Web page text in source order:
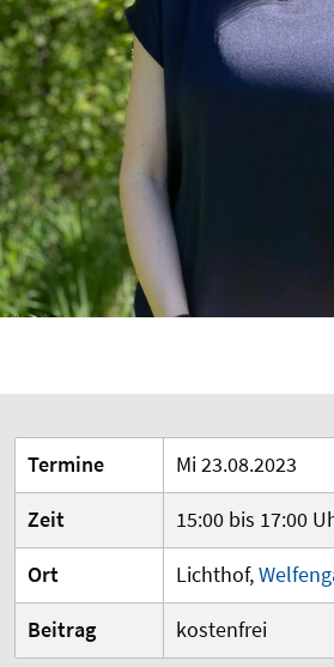
Termine
Mi 23.08.2023
Zeit
15:00 bis 17:00
Ort
Lichthof,
Beitrag
kostenfrei